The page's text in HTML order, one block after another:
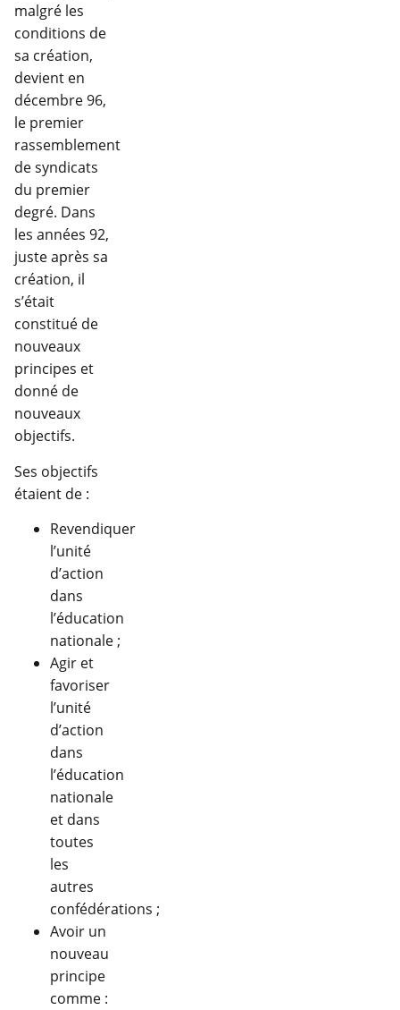
malgré les
conditions de
sa création,
devient en
décembre 96,
le premier
rassemblement
de syndicats
du premier
degré. Dans
les années 92,
juste après sa
création, il
s’était
constitué de
nouveaux
principes et
donné de
nouveaux
objectifs.
Ses objectifs
étaient de :
Revendiquer
l’unité
d’action
dans
l’éducation
nationale ;
Agir et
favoriser
l’unité
d’action
dans
l’éducation
nationale
et dans
toutes
les
autres
confédérations ;
Avoir un
nouveau
principe
comme :